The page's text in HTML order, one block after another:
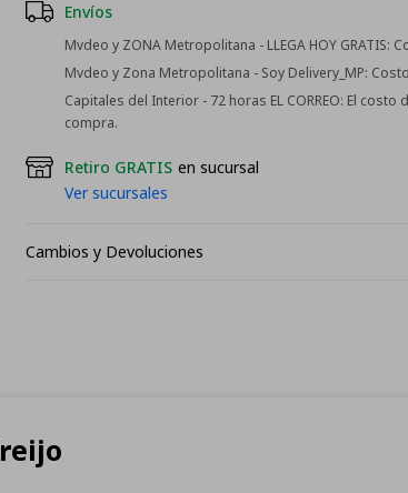
Envíos
Mvdeo y ZONA Metropolitana - LLEGA HOY GRATIS:
Mvdeo y Zona Metropolitana - Soy Delivery_MP:
Capitales del Interior - 72 horas EL CORREO: El costo
compra.
Retiro GRATIS en sucursal
Ver sucursales
Cambios y Devoluciones